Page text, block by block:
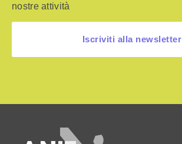
nostre attività
Iscriviti alla newsletter